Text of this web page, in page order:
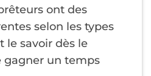
ont des
selon les types
le savoir dès le
un temps